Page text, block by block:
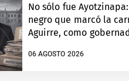
No sólo fue
negro que marcó la
Aguirre, como
06 AGOSTO 2026